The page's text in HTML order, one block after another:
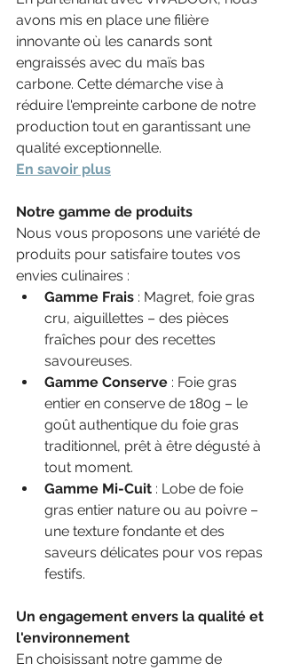
avons mis en place une filière
innovante où les canards sont
engraissés avec du maïs bas
carbone. Cette démarche vise à
réduire l'empreinte carbone de notre
production tout en garantissant une
qualité exceptionnelle. ​
En savoir plus
Notre gamme de produits
Nous vous proposons une variété de
produits pour satisfaire toutes vos
envies culinaires :
Gamme Frais : Magret, foie gras
cru, aiguillettes – des pièces
fraîches pour des recettes
savoureuses.​
Gamme Conserve : Foie gras
entier en conserve de 180g – le
goût authentique du foie gras
traditionnel, prêt à être dégusté à
tout moment.​
Gamme Mi-Cuit : Lobe de foie
gras entier nature ou au poivre –
une texture fondante et des
saveurs délicates pour vos repas
festifs.​
Un engagement envers la qualité et
l'environnement
En choisissant notre gamme de